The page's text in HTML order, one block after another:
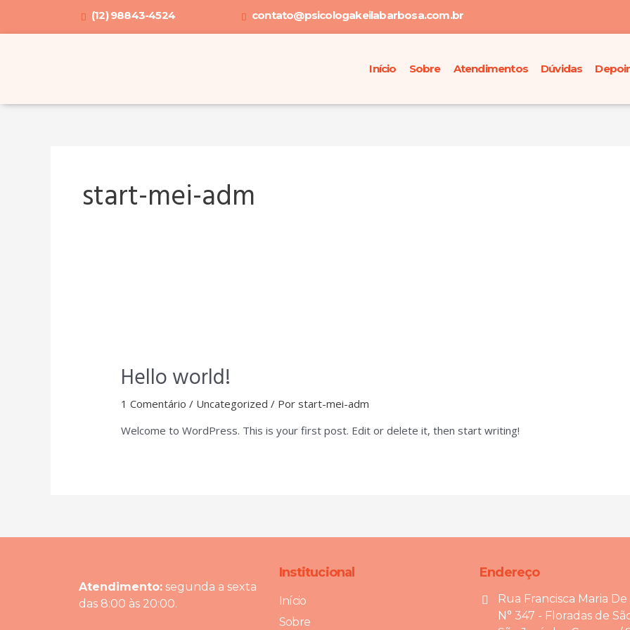
(12) 98843-4524 contato@psicologakeilabarbosa.com.br
Início Sobre Atendimentos Dúvidas
start-mei-adm
Hello world!
1 Comentário / Uncategorized / Porstart-mei-adm
Welcome to WordPress. This is your first post. Edit or delete it, then start writing!
Atendimento: segunda a sexta
das 8:00 às 20:00.
Institucional
Início
Sobre
Endereço
Rua Francisca Maria De
N° 347 - Floradas de